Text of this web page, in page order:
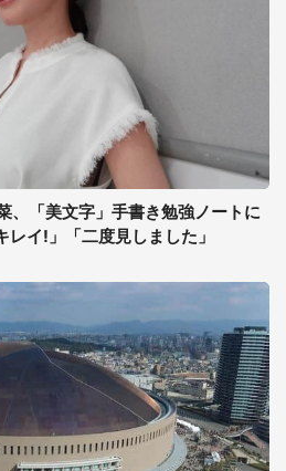
、「美文字」手書き勉強ノートに
イ!」「二度見しました」